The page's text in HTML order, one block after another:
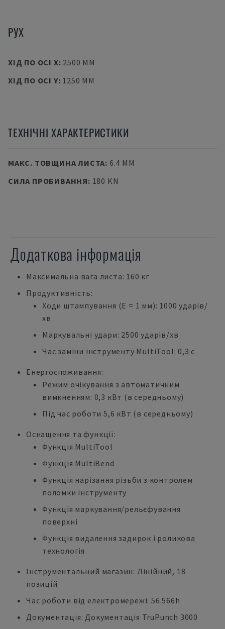
РУХ
ХІД ПО ОСІ X: 2500 MM
ХІД ПО ОСІ Y: 1250 MM
ТЕХНІЧНІ ХАРАКТЕРИСТИКИ
МАКС. ТОВЩИНА ЛИСТА: 6.4 MM
СИЛА ПРОБИВАННЯ: 180 KN
Додаткова інформація
Максимальна вага листа: 160 кг
Продуктивність:
Ходи штампування (E = 1 мм): 1000 ударів/
хв
Маркувальні удари: 2500 ударів/хв
Час заміни інструменту MultiTool: 0,3 с
Енергоспоживання:
Режим очікування з автоматичним
вимкненням: 0,3 кВт (в середньому)
Під час роботи 5,6 кВт (в середньому)
Оснащення та функції:
Функція MultiTool
Функція MultiBend
Функція нарізання різьби з контролем
поломки інструменту
Функція маркування/рельєфування
поверхні
Функція видалення задирок і роликова
технологія
Інструментальний магазин: Лінійний, 18
позицій
Час роботи від електромережі: 56.566h
Документація: Документація TruPunch 3000